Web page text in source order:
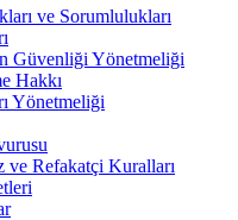
ve Sorumlulukları
Güvenliği Yönetmeliği
Hakkı
Yönetmeliği
ve Refakatçi Kuralları